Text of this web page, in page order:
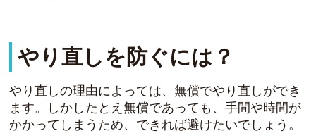
やり直しを防ぐには？
やり直しの理由によっては、無償でやり直しができ
ます。しかしたとえ無償であっても、手間や時間が
かかってしまうため、できれば避けたいでしょう。